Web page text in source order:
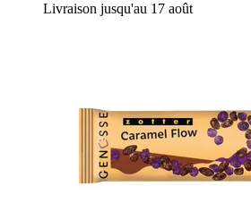
Livraison jusqu'au 17 août